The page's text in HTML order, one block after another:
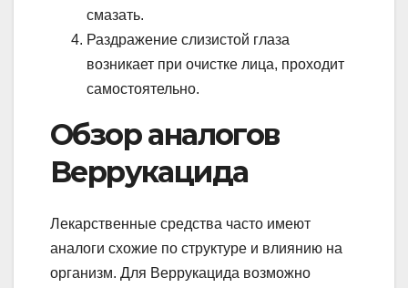
смазать.
Раздражение слизистой глаза
возникает при очистке лица, проходит
самостоятельно.
Обзор аналогов
Веррукацида
Лекарственные средства часто имеют
аналоги схожие по структуре и влиянию на
организм. Для Веррукацида возможно